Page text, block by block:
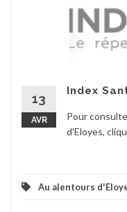
13
AVR
Index
Pour
d'Eloyes,
Au alentours